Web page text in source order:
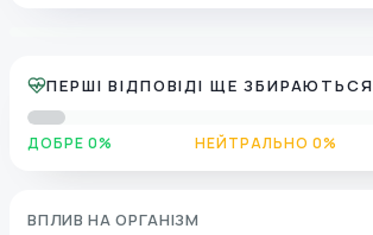
ПЕРШІ ВІДПОВІДІ ЩЕ ЗБИРАЮТЬСЯ
ДОБРЕ 0% НЕЙТРАЛЬНО 0%
ВПЛИВ НА ОРГАНІЗМ